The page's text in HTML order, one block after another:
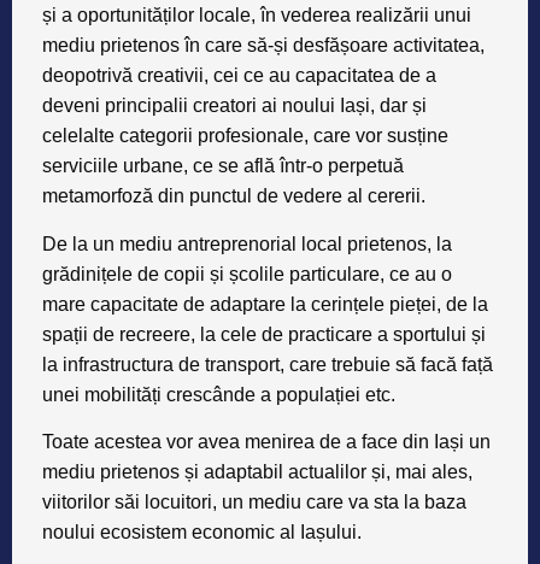
și a oportunităților locale, în vederea realizării unui
mediu prietenos în care să-și desfășoare activitatea,
deopotrivă creativii, cei ce au capacitatea de a
deveni principalii creatori ai noului Iași, dar și
celelalte categorii profesionale, care vor susține
serviciile urbane, ce se află într-o perpetuă
metamorfoză din punctul de vedere al cererii.
De la un mediu antreprenorial local prietenos, la
grădinițele de copii și școlile particulare, ce au o
mare capacitate de adaptare la cerințele pieței, de la
spații de recreere, la cele de practicare a sportului și
la infrastructura de transport, care trebuie să facă față
unei mobilități crescânde a populației etc.
Toate acestea vor avea menirea de a face din Iași un
mediu prietenos și adaptabil actualilor și, mai ales,
viitorilor săi locuitori, un mediu care va sta la baza
noului ecosistem economic al Iașului.